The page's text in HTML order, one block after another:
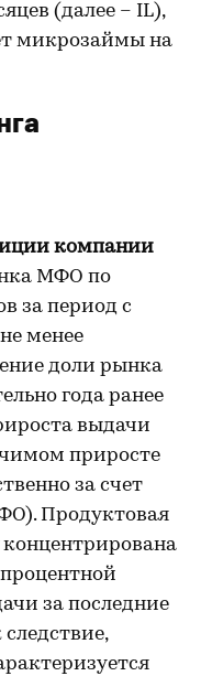
(далее – IL),
микрозаймы на
компании
МФО по
за период с
менее
доли рынка
года ранее
выдачи
приросте
за счет
Продуктовая
за последние